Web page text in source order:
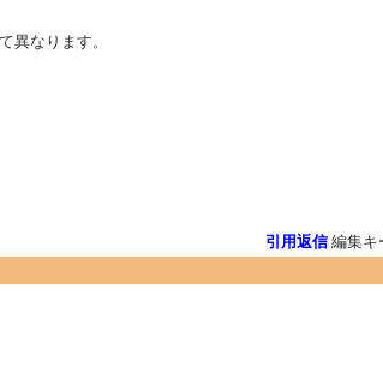
異なります。
引用返信 編集キ